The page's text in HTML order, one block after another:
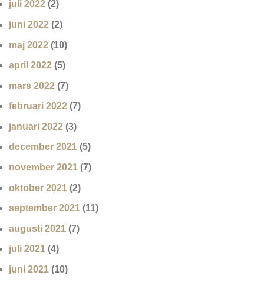
juli 2022 (2)
juni 2022 (2)
maj 2022 (10)
april 2022 (5)
mars 2022 (7)
februari 2022 (7)
januari 2022 (3)
december 2021 (5)
november 2021 (7)
oktober 2021 (2)
september 2021 (11)
augusti 2021 (7)
juli 2021 (4)
juni 2021 (10)